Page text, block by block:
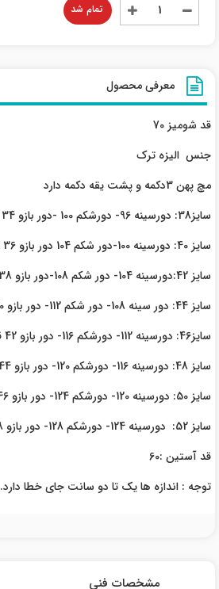
تمام شد
معرفی محصول
قد شومیز 70
جنس الیزه ترک
مچ پهن 3دکمه و پشت یقه دکمه دارد
سایز38: دورسینه 96- دورشکم 100 -دور بازو 34 قد شومیز 67 تا 70
سایز 40: دورسینه 100-دور شکم 104 دور بازو 36 قد شومیز 67 تا 70
سایز 42:دورسینه 104- دور شکم 108-دور بازو 38 قد شومیز 67 تا 70
سایز 44: دور سینه 108- دور شکم 112- دور بازو 40 قد شومیز 67 تا 70
سایز46: دورسینه 112- دورشکم 116- دور بازو 42 قد شومیز 75
سایز 48: دورسینه 116- دورشکم 120- دور بازو 44 قد شومیز 75
سایز 50: دورسینه 120- دورشکم 124- دور بازو 46 قد شومیز 75
سایز 52: دورسینه 124- دورشکم 128- دور بازو 48 قد شومیز 75
قد آستین :60
توجه : اندازه ها یک تا دو سانت جای خطا دارد.
مشخصات فنی